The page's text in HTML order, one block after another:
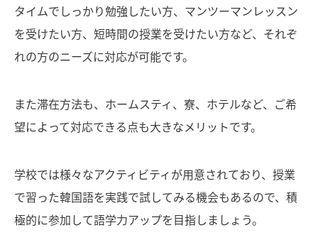
タイムでしっかり勉強したい方、マンツーマンレッスン
を受けたい方、短時間の授業を受けたい方など、それぞ
れの方のニーズに対応が可能です。
また滞在方法も、ホームスティ、寮、ホテルなど、ご希
望によって対応できる点も大きなメリットです。
学校では様々なアクティビティが用意されており、授業
で習った韓国語を実践で試してみる機会もあるので、積
極的に参加して語学力アップを目指しましょう。